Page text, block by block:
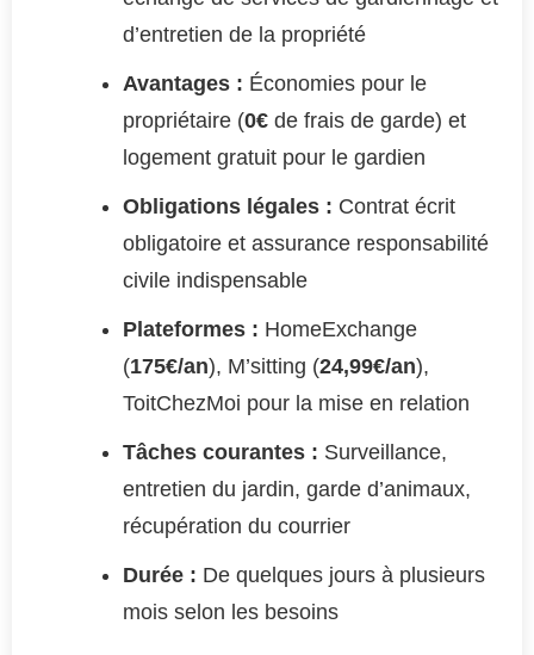
d’entretien de la propriété
Avantages : Économies pour le
propriétaire (0€de frais de garde) et
logement gratuit pour le gardien
Obligations légales : Contrat écrit
obligatoire et assurance responsabilité
civile indispensable
Plateformes : HomeExchange
(175€/an), M’sitting (24,99€/an),
ToitChezMoi pour la mise en relation
Tâches courantes : Surveillance,
entretien du jardin, garde d’animaux,
récupération du courrier
Durée : De quelques jours à plusieurs
mois selon les besoins